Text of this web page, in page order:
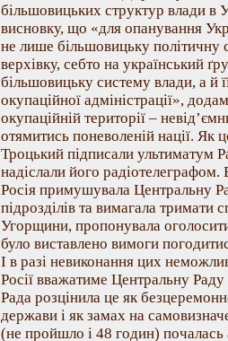
більшовицьких структур влади в
висновку, що «для опанування
не лише більшовицьку політичну
верхівку, себто на український
більшовицьку систему влади, а й
окупаційної адміністрації»,
окупаційній території –
отямитись поневоленій нації. Як
Троцький підписали ультиматум
надіслали його
Росія примушувала Центральну
підрозділів та вимагала
Угорщини, пропонувала
було виставлено вимоги
І в разі невиконання цих
Росії вважатиме Центральну
Рада розцінила це як
держави і як замах на
(не пройшло і 48 годин) почалась